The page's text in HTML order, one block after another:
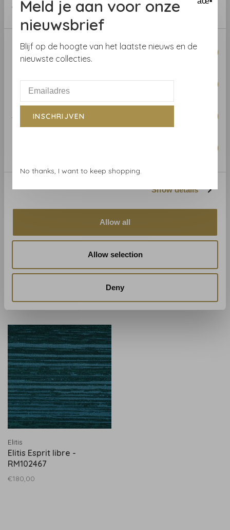
of their services.
Consent
Selection
Necessary
Statistics
Show details
Allow all
Allow selection
Deny
Elitis Impulsion -
RM102290
RM102480
Elitis Impulsion -
€295,00
Elitis Esprit libre -
RM102492
€180,00
Elitis
Elitis Esprit libre -
RM102467
€180,00
Meld je aan voor onze
nieuwsbrief
Blijf op de hoogte van het laatste nieuws en de
nieuwste collecties.
INSCHRIJVEN
No thanks, I want to keep shopping.